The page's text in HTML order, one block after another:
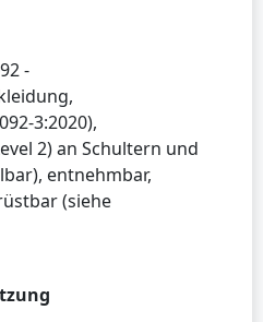
-
3:2020),
2) an Schultern und
entnehmbar,
(siehe